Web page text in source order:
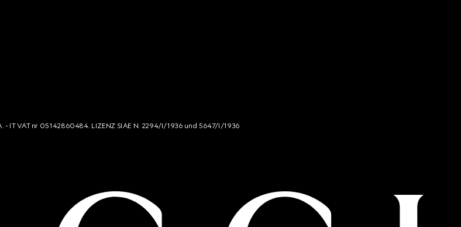
IT VAT nr 05142860484. LIZENZ SIAE N. 2294/I/1936 und 5647/I/1936